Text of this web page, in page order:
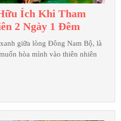
Ích Khi Tham
2 Ngày 1 Đêm
Số
Ghi
Khi
giữa lòng Đông Nam Bộ, là
hòa mình vào thiên nhiên